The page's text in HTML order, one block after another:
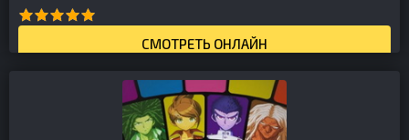
СМОТРЕТЬ ОНЛАЙН